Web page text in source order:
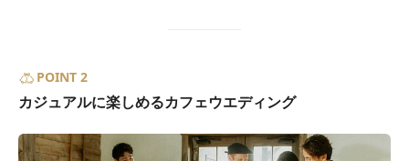
POINT 2
カジュアルに楽しめるカフェウエディング